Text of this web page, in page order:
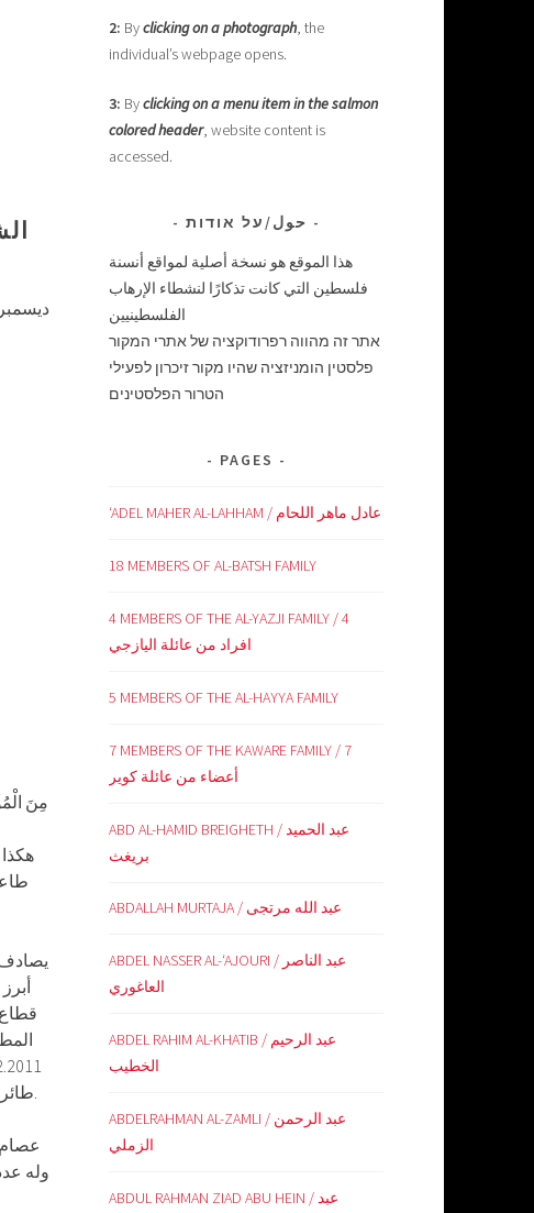
08 ديسمبر 2019 . الساعة 21:16 بتوقيت القــدس
مِنَ
يصادف
وله
2: Byclicking on a photograph, the
individual’s webpage opens.
3: Byclicking on a menu item in the salmon
colored header, website content is
accessed.
حول/על אודות
هذا الموقع هو نسخة أصلية لمواقع أنسنة
فلسطين التي كانت تذكارًا لنشطاء الإرهاب
الفلسطينيين
אתר זה מהווה רפרודוקציה של אתרי המקור
פלסטין הומניזציה שהיו מקור זיכרון לפעילי
הטרור הפלסטינים
PAGES
‘ADEL MAHER AL-LAHHAM / عادل ماهر اللحام
18 MEMBERS OF AL-BATSH FAMILY
4 MEMBERS OF THE AL-YAZJI FAMILY / 4
افراد من عائلة اليازجي
5 MEMBERS OF THE AL-HAYYA FAMILY
7 MEMBERS OF THE KAWARE FAMILY / 7
أعضاء من عائلة كوير
ABD AL-HAMID BREIGHETH / عبد الحميد
بريغث
ABDALLAH MURTAJA / عبد الله مرتجى
ABDEL NASSER AL-‘AJOURI / عبد الناصر
العاغوري
ABDEL RAHIM AL-KHATIB / عبد الرحيم
الخطيب
ABDELRAHMAN AL-ZAMLI / عبد الرحمن
الزملي
ABDUL RAHMAN ZIAD ABU HEIN / عبد